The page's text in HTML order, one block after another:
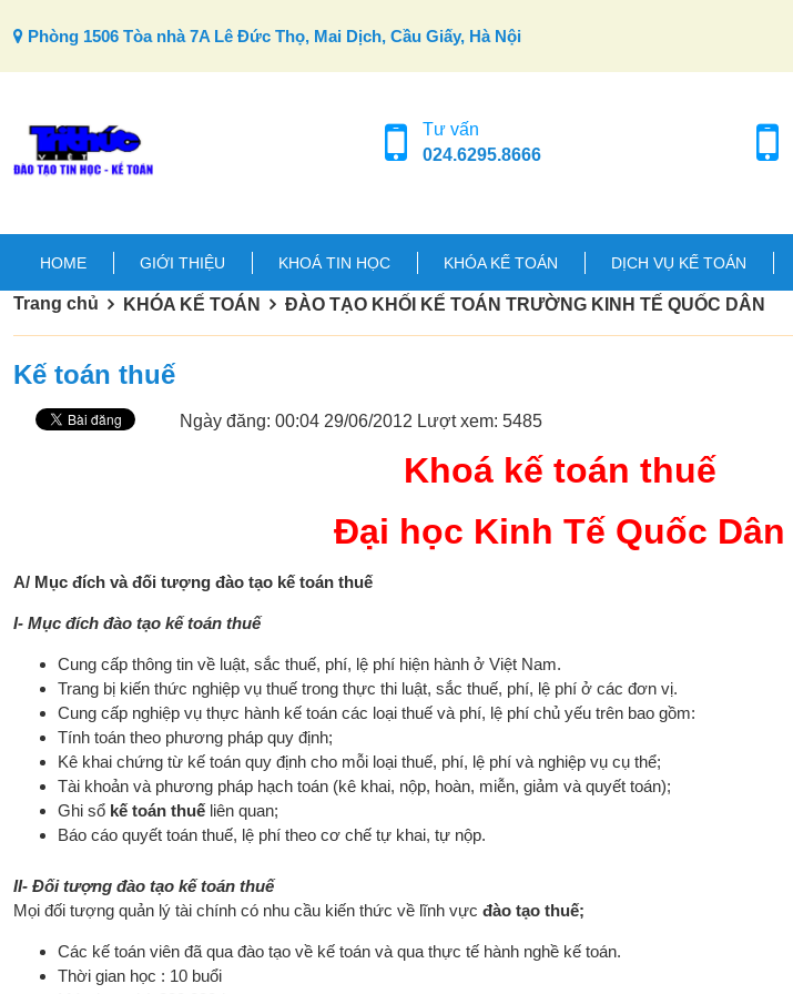
Phòng 1506 Tòa nhà 7A Lê Đức Thọ, Mai Dịch, Cầu Giấy, Hà Nội
Tư vấn
024.6295.8666
HOME GIỚI THIỆU KHOÁ TIN HỌC KHÓA KẾ TOÁN DỊCH VỤ KẾ TOÁN
Trang chủ KHÓA KẾ TOÁN ĐÀO TẠO KHỐI KẾ TOÁN TRƯỜNG KINH TẾ QUỐC DÂN
Kế toán thuế
Ngày đăng: 00:04 29/06/2012 Lượt xem: 5485
Khoá kế toán thuế
Đại học Kinh Tế Quốc Dân
A/ Mục đích và đối tượng đào tạo kế toán thuế
I- Mục đích đào tạo kế toán thuế
Cung cấp thông tin về luật, sắc thuế, phí, lệ phí hiện hành ở Việt Nam.
Trang bị kiến thức nghiệp vụ thuế trong thực thi luật, sắc thuế, phí, lệ phí ở các đơn vị.
Cung cấp nghiệp vụ thực hành kế toán các loại thuế và phí, lệ phí chủ yếu trên bao gồm:
Tính toán theo phương pháp quy định;
Kê khai chứng từ kế toán quy định cho mỗi loại thuế, phí, lệ phí và nghiệp vụ cụ thể;
Tài khoản và phương pháp hạch toán (kê khai, nộp, hoàn, miễn, giảm và quyết toán);
Ghi sổ kế toán thuế liên quan;
Báo cáo quyết toán thuế, lệ phí theo cơ chế tự khai, tự nộp.
II- Đối tượng đào tạo kế toán thuế
Mọi đối tượng quản lý tài chính có nhu cầu kiến thức về lĩnh vực đào tạo thuế;
Các kế toán viên đã qua đào tạo về kế toán và qua thực tế hành nghề kế toán.
Thời gian học : 10 buổi